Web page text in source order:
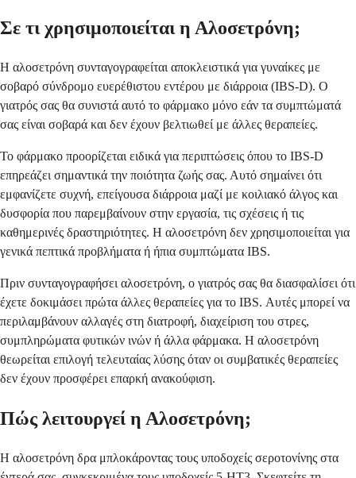
Σε τι χρησιμοποιείται η Αλοσετρόνη;
Η αλοσετρόνη συνταγογραφείται αποκλειστικά για γυναίκες με
σοβαρό σύνδρομο ευερέθιστου εντέρου με διάρροια (IBS-D). Ο
γιατρός σας θα συνιστά αυτό το φάρμακο μόνο εάν τα συμπτώματά
σας είναι σοβαρά και δεν έχουν βελτιωθεί με άλλες θεραπείες.
Το φάρμακο προορίζεται ειδικά για περιπτώσεις όπου το IBS-D
επηρεάζει σημαντικά την ποιότητα ζωής σας. Αυτό σημαίνει ότι
εμφανίζετε συχνή, επείγουσα διάρροια μαζί με κοιλιακό άλγος και
δυσφορία που παρεμβαίνουν στην εργασία, τις σχέσεις ή τις
καθημερινές δραστηριότητες. Η αλοσετρόνη δεν χρησιμοποιείται για
γενικά πεπτικά προβλήματα ή ήπια συμπτώματα IBS.
Πριν συνταγογραφήσει αλοσετρόνη, ο γιατρός σας θα διασφαλίσει ότι
έχετε δοκιμάσει πρώτα άλλες θεραπείες για το IBS. Αυτές μπορεί να
περιλαμβάνουν αλλαγές στη διατροφή, διαχείριση του στρες,
συμπληρώματα φυτικών ινών ή άλλα φάρμακα. Η αλοσετρόνη
θεωρείται επιλογή τελευταίας λύσης όταν οι συμβατικές θεραπείες
δεν έχουν προσφέρει επαρκή ανακούφιση.
Πώς λειτουργεί η Αλοσετρόνη;
Η αλοσετρόνη δρα μπλοκάροντας τους υποδοχείς σεροτονίνης στα